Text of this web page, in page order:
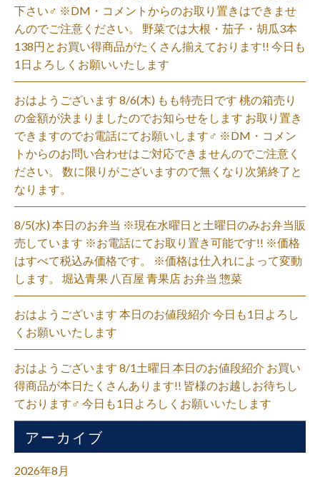
下さい‍♂️ ※DM・コメントからのお取り置きはできませ
んのでご注意ください。 野菜では大根・茄子・胡瓜3本
138円とお買い得商品がたくさん揃えております!! 今日も
1日よろしくお願いいたします
おはようございます 8/6(木) もも特売日です 桃の箱売り
の金額が決まりましたのでお知らせをします お取り置き
できますのでお電話にてお願いします‍♂️ ※DM・コメン
トからのお問い合わせはご対応できませんのでご注意く
ださい。 数に限りがございますので無くなり次第終了と
なります。
8/5(水) 本日のお弁当 ※現在水曜日と土曜日のみお弁当販
売しています ※お電話にてお取り置き可能です!! ※価格
はすべて税込み価格です。 ※価格は仕入れによって変動
します。 堀込青果 八百屋 青果店 お弁当 惣菜
おはようございます 本日のお値段紹介 今日も1日よろし
くお願いいたします
おはようございます 8/1土曜日 本日のお値段紹介 お買い
得商品が本日たくさんあります!! 皆様のお越しお待ちし
ております‍♂️ 今日も1日よろしくお願いいたします
アーカイブ
2026年8月